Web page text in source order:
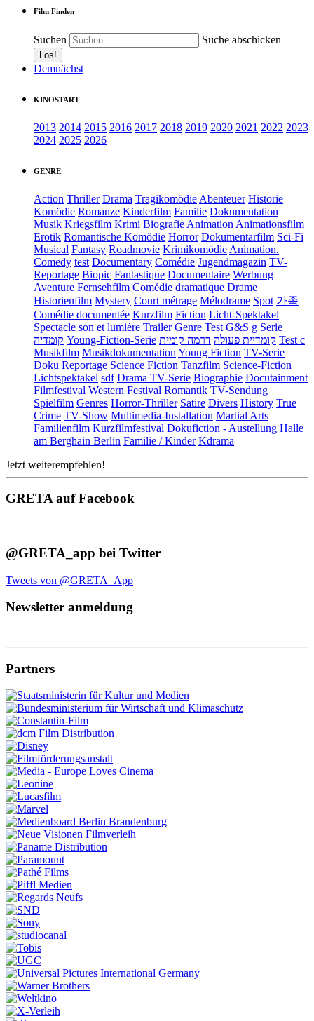
Film Finden
Suchen Suche abschicken
Demnächst
KINOSTART
2013 2014 2015 2016 2017 2018 2019 2020 2021 2022 2023
2024 2025 2026
GENRE
Action Thriller Drama Tragikomödie Abenteuer Historie
Komödie Romanze Kinderfilm Familie Dokumentation
Musik Kriegsfilm Krimi Biografie Animation Animationsfilm
Erotik Romantische Komödie Horror Dokumentarfilm Sci-Fi
Musical Fantasy Roadmovie Krimikomödie Animation.
Comedy test Documentary Comédie Jugendmagazin TV-
Reportage Biopic Fantastique Documentaire Werbung
Aventure Fernsehfilm Comédie dramatique Drame
Historienfilm Mystery Court métrage Mélodrame Spot 가족
Comédie documentée Kurzfilm Fiction Licht-Spektakel
Spectacle son et lumière Trailer Genre Test G&S g Serie
קומדיה Young-Fiction-Serie קומדיית פעולה דרמה קומית
Test c
Musikfilm Musikdokumentation Young Fiction TV-Serie
Doku Reportage Science Fiction Tanzfilm Science-Fiction
Lichtspektakel sdf Drama TV-Serie Biographie Docutainment
Filmfestival Western Festival Romantik TV-Sendung
Spielfilm Genres Horror-Thriller Satire Divers History True
Crime TV-Show Multimedia-Installation Martial Arts
Familienfilm Kurzfilmfestival Dokufiction - Austellung Halle
am Berghain Berlin Familie / Kinder Kdrama
Jetzt weiterempfehlen!
GRETA auf Facebook
@GRETA_app bei Twitter
Tweets von @GRETA_App
Newsletter anmeldung
Partners